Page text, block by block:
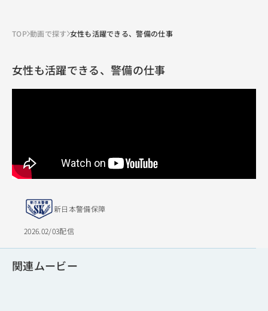
TOP 動画で探す 女性も活躍できる、警備の仕事
女性も活躍できる、警備の仕事
新日本警備保障
2026.02/03配信
関連ムービー